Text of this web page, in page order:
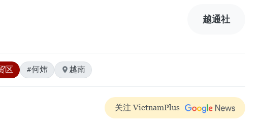
越通社
区 #何炜 越南
关注 VietnamPlus